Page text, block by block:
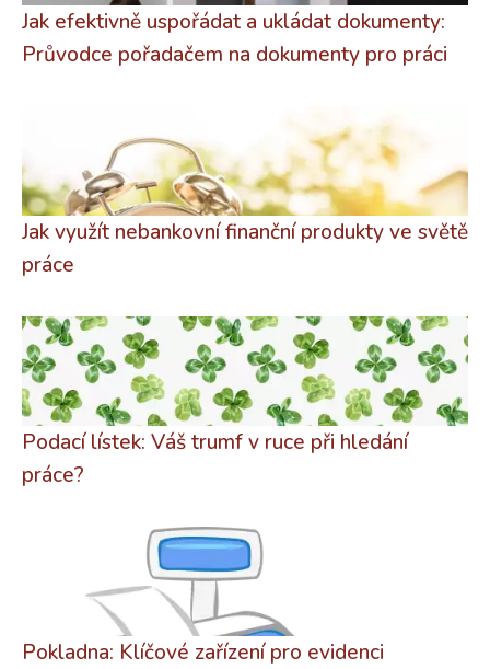
Jak efektivně uspořádat a ukládat dokumenty:
Průvodce pořadačem na dokumenty pro práci
Jak využít nebankovní finanční produkty ve světě
práce
Podací lístek: Váš trumf v ruce při hledání
práce?
Pokladna: Klíčové zařízení pro evidenci